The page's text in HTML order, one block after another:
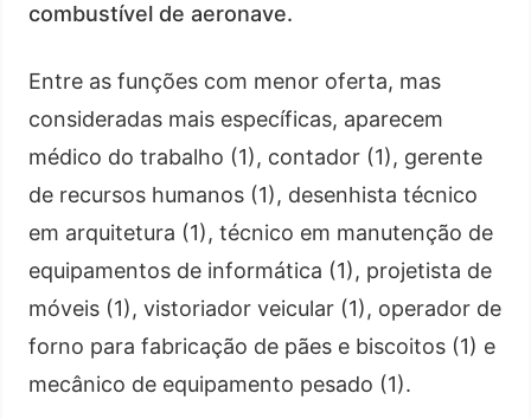
combustível de aeronave.
Entre as funções com menor oferta, mas
consideradas mais específicas, aparecem
médico do trabalho (1), contador (1), gerente
de recursos humanos (1), desenhista técnico
em arquitetura (1), técnico em manutenção de
equipamentos de informática (1), projetista de
móveis (1), vistoriador veicular (1), operador de
forno para fabricação de pães e biscoitos (1) e
mecânico de equipamento pesado (1).